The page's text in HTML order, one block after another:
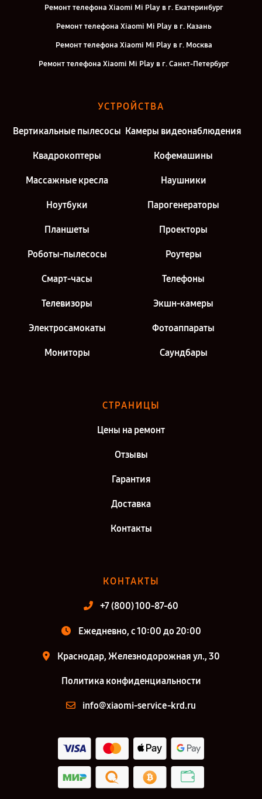
Ремонт телефона Xiaomi Mi Play в г. Екатеринбург
Ремонт телефона Xiaomi Mi Play в г. Казань
Ремонт телефона Xiaomi Mi Play в г. Москва
Ремонт телефона Xiaomi Mi Play в г. Санкт-Петербург
УСТРОЙСТВА
Вертикальные пылесосы Камеры видеонаблюдения
Квадрокоптеры Кофемашины
Массажные кресла Наушники
Ноутбуки Парогенераторы
Планшеты Проекторы
Роботы-пылесосы Роутеры
Смарт-часы Телефоны
Телевизоры Экшн-камеры
Электросамокаты Фотоаппараты
Мониторы Саундбары
СТРАНИЦЫ
Цены на ремонт
Отзывы
Гарантия
Доставка
Контакты
КОНТАКТЫ
+7 (800) 100-87-60
Ежедневно, с 10:00 до 20:00
Краснодар, Железнодорожная ул., 30
Политика конфиденциальности
info@xiaomi-service-krd.ru